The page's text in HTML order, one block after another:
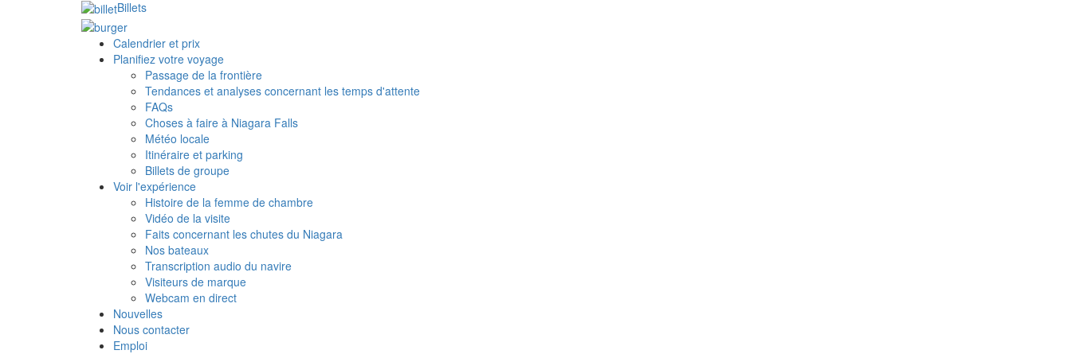
Billets
Calendrier et prix
Planifiez votre voyage
Passage de la frontière
Tendances et analyses concernant les temps d'attente
FAQs
Choses à faire à Niagara Falls
Météo locale
Itinéraire et parking
Billets de groupe
Voir l'expérience
Histoire de la femme de chambre
Vidéo de la visite
Faits concernant les chutes du Niagara
Nos bateaux
Transcription audio du navire
Visiteurs de marque
Webcam en direct
Nouvelles
Nous contacter
Emploi